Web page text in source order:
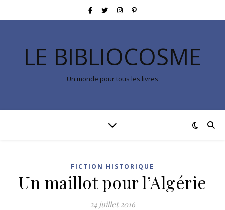
LE BIBLIOCOSME
Un monde pour tous les livres
FICTION HISTORIQUE
Un maillot pour l’Algérie
24 juillet 2016